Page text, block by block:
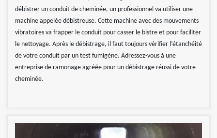
débistrer un conduit de cheminée, un professionnel va utiliser une
machine appelée débistreuse. Cette machine avec des mouvements
vibratoires va frapper le conduit pour casser le bistre et pour faciliter
le nettoyage. Après le débistrage, il faut toujours vérifier l’étanchéité
de votre conduit par un test fumigène. Adressez-vous à une
entreprise de ramonage agréée pour un débistrage réussi de votre
cheminée.